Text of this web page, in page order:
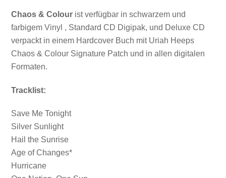
Chaos & Colour ist verfügbar in schwarzem und
farbigem Vinyl , Standard CD Digipak, und Deluxe CD
verpackt in einem Hardcover Buch mit Uriah Heeps
Chaos & Colour Signature Patch und in allen digitalen
Formaten.
Tracklist:
Save Me Tonight
Silver Sunlight
Hail the Sunrise
Age of Changes*
Hurricane